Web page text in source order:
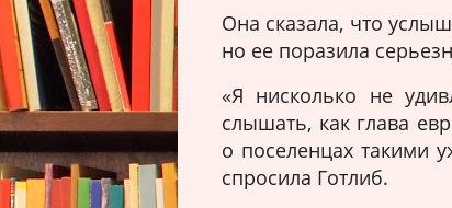
Она сказала, что
но ее поразила
«Я нисколько не
слышать, как глава
о поселенцах такими
спросила Готлиб.